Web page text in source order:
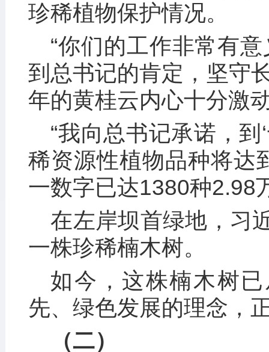
珍稀植物保护情况。
“你们的工作非常有
到总书记的肯定，坚守
年的黄桂云内心十分激
“我向总书记承诺，到
稀资源性植物品种将达
一数字已达1380种2.98
在左岸坝首绿地，习
一株珍稀楠木树。
如今，这株楠木树
先、绿色发展的理念，
（二）